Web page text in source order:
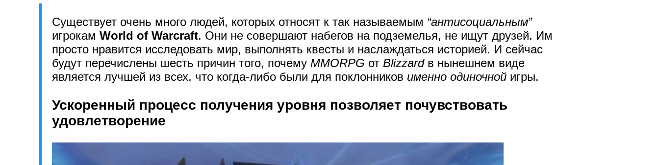
Существует очень много людей, которых относят к так называемым “антисоциальным”
игрокам World of Warcraft. Они не совершают набегов на подземелья, не ищут друзей. Им
просто нравится исследовать мир, выполнять квесты и наслаждаться историей. И сейчас
будут перечислены шесть причин того, почему MMORPG от Blizzardв нынешнем виде
является лучшей из всех, что когда-либо были для поклонников именно одиночной игры.
Ускоренный процесс получения уровня позволяет почувствовать
удовлетворение